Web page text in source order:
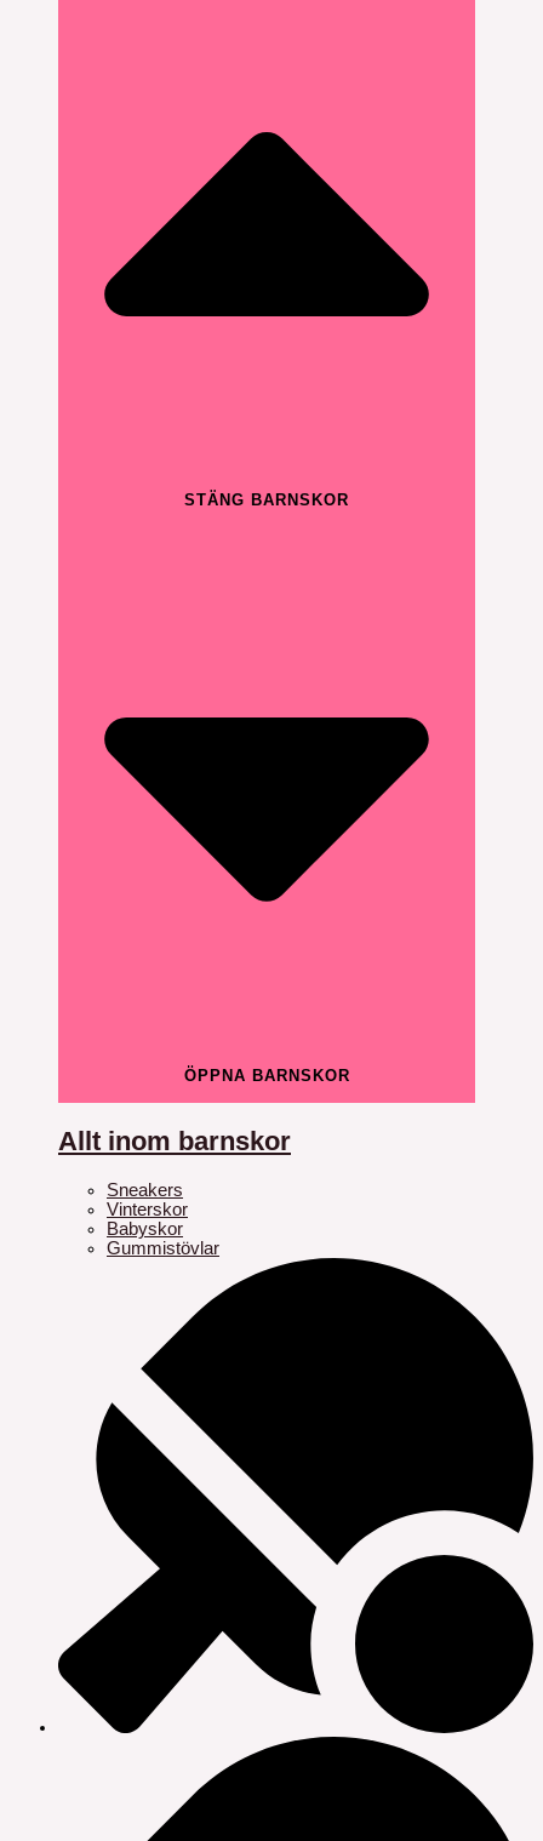
STÄNG BARNSKOR
ÖPPNA BARNSKOR
Allt inom barnskor
Sneakers
Vinterskor
Babyskor
Gummistövlar